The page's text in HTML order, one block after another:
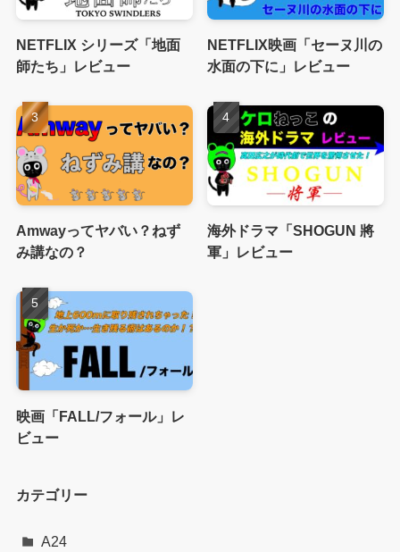
NETFLIX シリーズ「地面
師たち」レビュー
NETFLIX映画「セーヌ川の
水面の下に」レビュー
Amwayってヤバい？ねず
み講なの？
海外ドラマ「SHOGUN 將
軍」レビュー
映画「FALL/フォール」レ
ビュー
カテゴリー
A24